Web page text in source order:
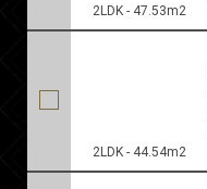
2LDK - 47.53m2
2LDK - 44.54m2